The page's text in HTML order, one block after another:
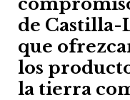
de Castilla-
que
los
la tierra